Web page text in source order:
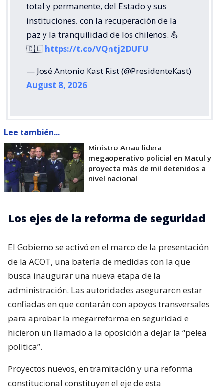
total y permanente, del Estado y sus
instituciones, con la recuperación de la
paz y la tranquilidad de los chilenos. 💪
🇨🇱 https://t.co/VQntj2DUFU
— José Antonio Kast Rist (@PresidenteKast)
August 8, 2026
Lee también...
Ministro Arrau lidera
megaoperativo policial en Macul y
proyecta más de mil detenidos a
nivel nacional
Los ejes de la reforma de seguridad
El Gobierno se activó en el marco de la presentación
de la ACOT, una batería de medidas con la que
busca inaugurar una nueva etapa de la
administración. Las autoridades aseguraron estar
confiadas en que contarán con apoyos transversales
para aprobar la megarreforma en seguridad e
hicieron un llamado a la oposición a dejar la “pelea
política”.
Proyectos nuevos, en tramitación y una reforma
constitucional constituyen el eje de esta